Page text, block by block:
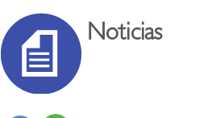
Noticias